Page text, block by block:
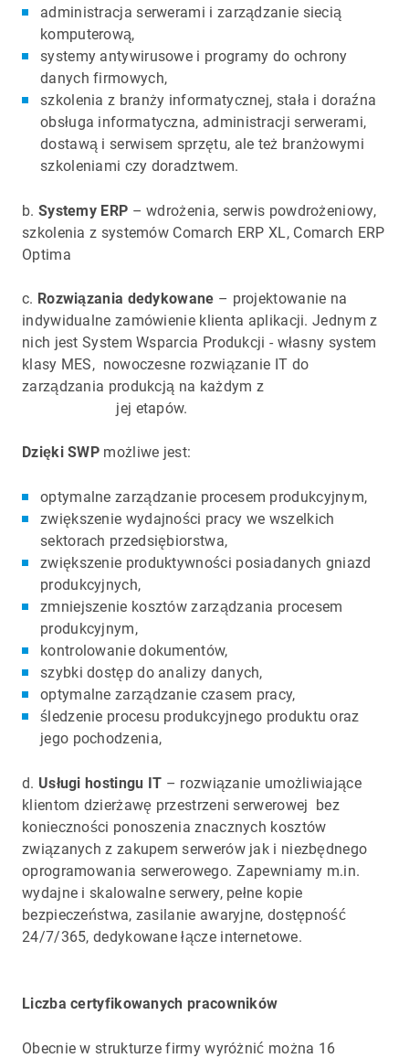
administracja serwerami i zarządzanie siecią
komputerową,
systemy antywirusowe i programy do ochrony
danych firmowych,
szkolenia z branży informatycznej, stała i doraźna
obsługa informatyczna, administracji serwerami,
dostawą i serwisem sprzętu, ale też branżowymi
szkoleniami czy doradztwem.
b. Systemy ERP – wdrożenia, serwis powdrożeniowy,
szkolenia z systemów Comarch ERP XL, Comarch ERP
Optima
c. Rozwiązania dedykowane – projektowanie na
indywidualne zamówienie klienta aplikacji. Jednym z
nich jest System Wsparcia Produkcji - własny system
klasy MES, nowoczesne rozwiązanie IT do
zarządzania produkcją na każdym z
jej etapów.
Dzięki SWP możliwe jest:
optymalne zarządzanie procesem produkcyjnym,
zwiększenie wydajności pracy we wszelkich
sektorach przedsiębiorstwa,
zwiększenie produktywności posiadanych gniazd
produkcyjnych,
zmniejszenie kosztów zarządzania procesem
produkcyjnym,
kontrolowanie dokumentów,
szybki dostęp do analizy danych,
optymalne zarządzanie czasem pracy,
śledzenie procesu produkcyjnego produktu oraz
jego pochodzenia,
d. Usługi hostingu IT – rozwiązanie umożliwiające
klientom dzierżawę przestrzeni serwerowej bez
konieczności ponoszenia znacznych kosztów
związanych z zakupem serwerów jak i niezbędnego
oprogramowania serwerowego. Zapewniamy m.in.
wydajne i skalowalne serwery, pełne kopie
bezpieczeństwa, zasilanie awaryjne, dostępność
24/7/365, dedykowane łącze internetowe.
Liczba certyfikowanych pracowników
Obecnie w strukturze firmy wyróżnić można 16